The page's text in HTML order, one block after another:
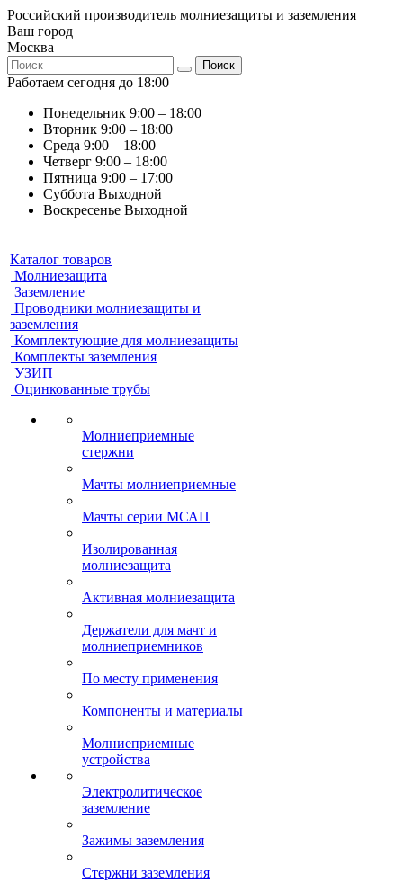
Российский производитель молниезащиты и заземления
Ваш город
Москва
Поиск
Работаем сегодня до 18:00
Понедельник 9:00 – 18:00
Вторник 9:00 – 18:00
Среда 9:00 – 18:00
Четверг 9:00 – 18:00
Пятница 9:00 – 17:00
Суббота Выходной
Воскресенье Выходной
Каталог товаров
Молниезащита
Заземление
Проводники молниезащиты и
заземления
Комплектующие для молниезащиты
Комплекты заземления
УЗИП
Оцинкованные трубы
Молниеприемные
стержни
Мачты молниеприемные
Мачты серии МСАП
Изолированная
молниезащита
Активная молниезащита
Держатели для мачт и
молниеприемников
По месту применения
Компоненты и материалы
Молниеприемные
устройства
Электролитическое
заземление
Зажимы заземления
Стержни заземления